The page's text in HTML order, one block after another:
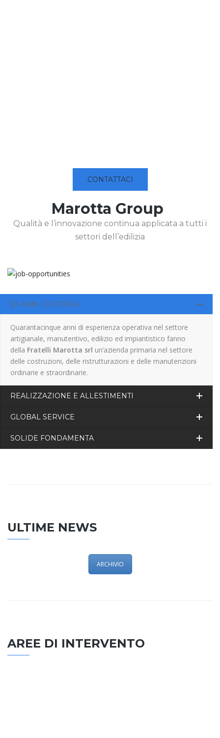
CONTATTACI
Marotta Group
Qualità e l’innovazione continua applicata a tutti i
settori dell’edilizia
50 ANNI DI STORIA
Quarantacinque anni di esperienza operativa nel settore
artigianale, manutentivo, edilizio ed impiantistico fanno
della Fratelli Marotta srl un’azienda primaria nel settore
delle costruzioni, delle ristrutturazioni e delle manutenzioni
ordinarie e straordinarie.
REALIZZAZIONE E ALLESTIMENTI
GLOBAL SERVICE
SOLIDE FONDAMENTA
ULTIME NEWS
ARCHIVIO
AREE DI INTERVENTO